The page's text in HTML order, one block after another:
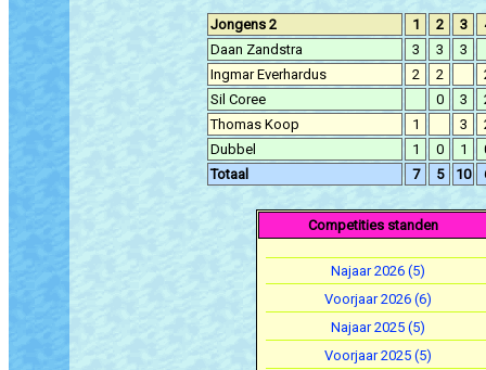
Jongens 2 1 2 3
Daan Zandstra
3 3
3
Ingmar Everhardus
2 2
Sil Coree
0 3
Thomas Koop
1 3
Dubbel
1 0 1
Totaal
7 5 10
Competities standen
Najaar 2026 (5)
Voorjaar 2026 (6)
Najaar 2025 (5)
Voorjaar 2025 (5)